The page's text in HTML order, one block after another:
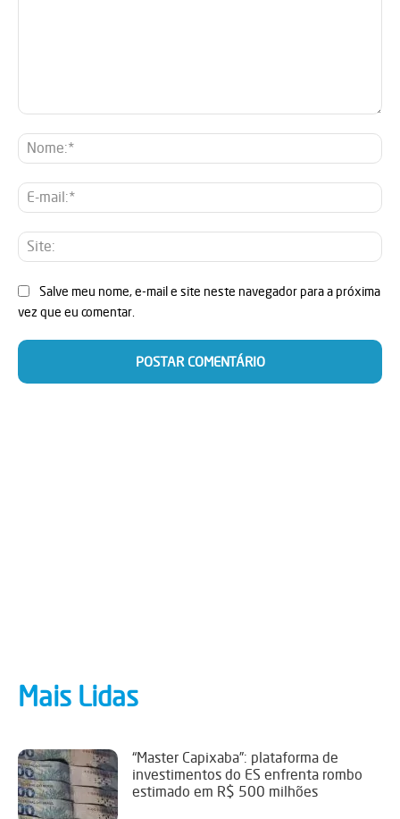
E-
Salve meu nome, e-mail e site neste navegador para a próxima
vez que eu comentar.
Mais Lidas
“Master Capixaba”: plataforma de
investimentos do ES enfrenta rombo
estimado em R$ 500 milhões